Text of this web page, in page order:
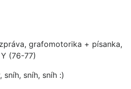
grafomotorika + písanka,
(76-77)
sníh, sníh :)